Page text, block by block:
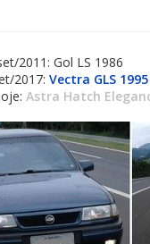
2011: Gol LS 1986
2017: Vectra GLS 1995
Astra Hatch